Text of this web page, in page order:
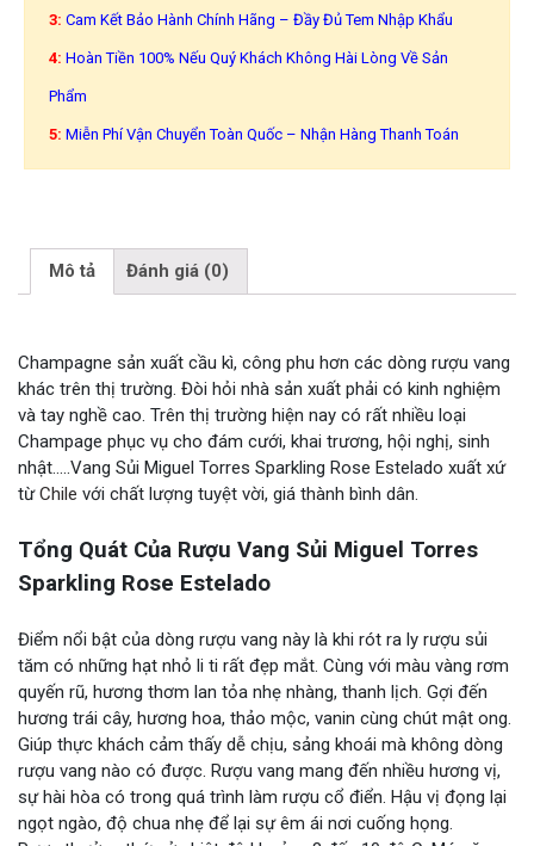
3: Cam Kết Bảo Hành Chính Hãng – Đầy Đủ Tem Nhập Khẩu
4: Hoàn Tiền 100% Nếu Quý Khách Không Hài Lòng Về Sản
Phẩm
5: Miễn Phí Vận Chuyển Toàn Quốc – Nhận Hàng Thanh Toán
Mô tả Đánh giá (0)
Champagne sản xuất cầu kì, công phu hơn các dòng rượu vang
khác trên thị trường. Đòi hỏi nhà sản xuất phải có kinh nghiệm
và tay nghề cao. Trên thị trường hiện nay có rất nhiều loại
Champage phục vụ cho đám cưới, khai trương, hội nghị, sinh
nhật…..Vang Sủi Miguel Torres Sparkling Rose Estelado xuất xứ
từChile với chất lượng tuyệt vời, giá thành bình dân.
Tổng Quát Của Rượu Vang Sủi Miguel Torres
Sparkling Rose Estelado
Điểm nổi bật của dòng rượu vang này là khi rót ra ly rượu sủi
tăm có những hạt nhỏ li ti rất đẹp mắt. Cùng với màu vàng rơm
quyến rũ, hương thơm lan tỏa nhẹ nhàng, thanh lịch. Gợi đến
hương trái cây, hương hoa, thảo mộc, vanin cùng chút mật ong.
Giúp thực khách cảm thấy dễ chịu, sảng khoái mà không dòng
rượu vang nào có được. Rượu vang mang đến nhiều hương vị,
sự hài hòa có trong quá trình làm rượu cổ điển. Hậu vị đọng lại
ngọt ngào, độ chua nhẹ để lại sự êm ái nơi cuống họng.